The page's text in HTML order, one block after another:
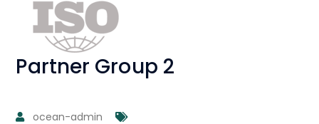
Partner Group 2
ocean-admin